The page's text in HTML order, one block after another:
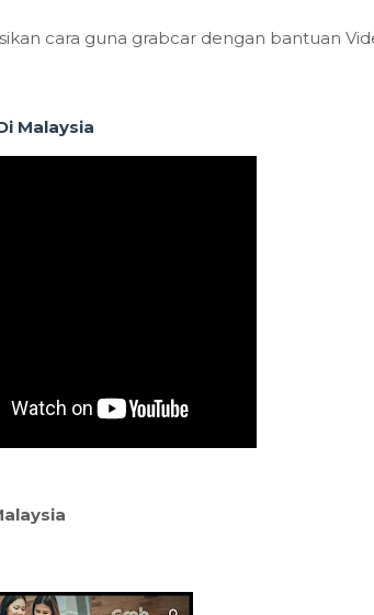
cara guna grabcar dengan bantuan
Malaysia